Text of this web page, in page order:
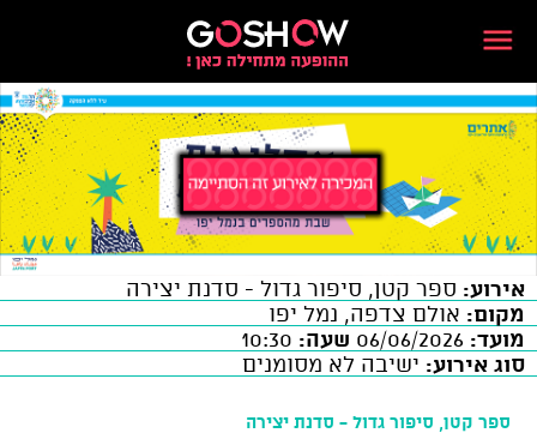
אירוע: ספר קטן, סיפור גדול - סדנת יצירה
מקום: אולם צדפה, נמל יפו
מועד:
שעה:
סוג אירוע: ישיבה לא מסומנים
ספר קטן, סיפור גדול - סדנת יצירה